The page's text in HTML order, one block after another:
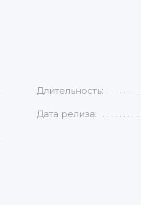
Длительность:
Дата релиза: